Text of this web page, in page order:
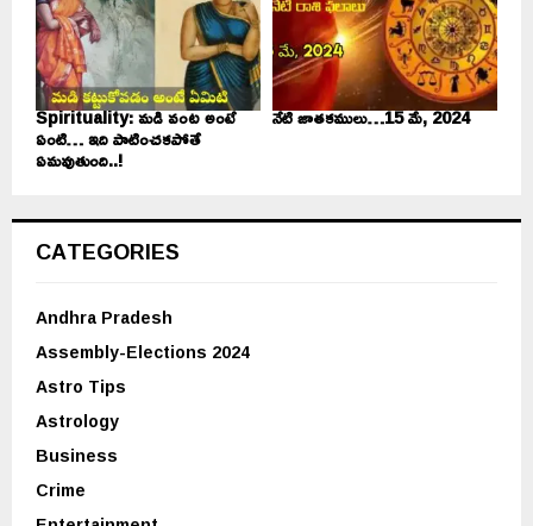
Spirituality: మడి వంట అంటే
ఏంటి… ఇది పాటించకపోతే
ఏమవుతుంది..!
నేటి జాతకములు…15 మే, 2024
CATEGORIES
Andhra Pradesh
Assembly-Elections 2024
Astro Tips
Astrology
Business
Crime